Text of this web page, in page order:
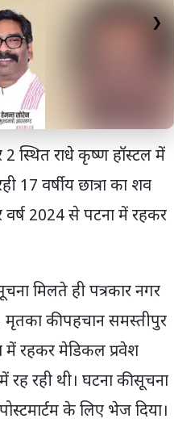
❯
2 स्थित राधे कृष्ण हॉस्टल में
17 वर्षीय छात्रा का शव
2024 से पटना में रहकर
मिलते ही पत्रकार नगर
की पहचान समस्तीपुर
में रहकर मेडिकल प्रवेश
रह रही थी। घटना की सूचना
के लिए भेज दिया।